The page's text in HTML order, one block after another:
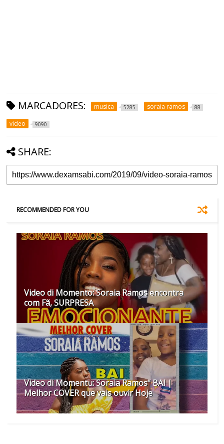
MARCADORES: musica 5285 soraia ramos 88
video 9090
SHARE:
RECOMMENDED FOR YOU
Video di Momento: Soraia Ramos encontra
com Fã, SURPRESA
Video di Momentu: Soraia Ramos" BAI |
Melhor COVER que vais ouvir Hoje